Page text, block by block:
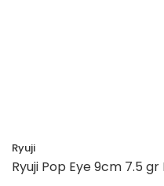
Ryuji
Ryuji Pop Eye 9cm 7.5